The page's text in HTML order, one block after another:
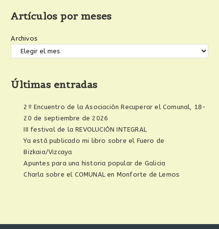
Artículos por meses
Archivos
Últimas entradas
2º Encuentro de la Asociación Recuperar el Comunal, 18-
20 de septiembre de 2026
III festival de la REVOLUCIÓN INTEGRAL
Ya está publicado mi libro sobre el Fuero de
Bizkaia/Vizcaya
Apuntes para una historia popular de Galicia
Charla sobre el COMUNAL en Monforte de Lemos